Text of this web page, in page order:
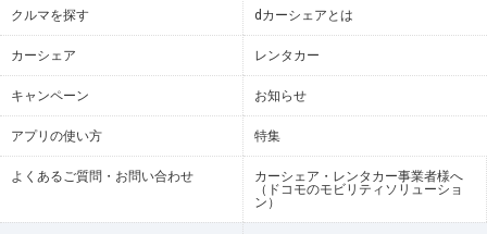
クルマを探す dカーシェアとは
カーシェア レンタカー
キャンペーン お知らせ
アプリの使い方 特集
よくあるご質問・お問い合わせ
カーシェア・レンタカー事業者様へ
（ドコモのモビリティソリューショ
ン）